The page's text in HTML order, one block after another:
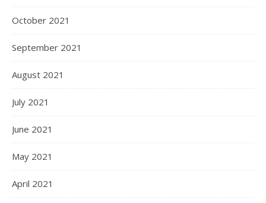
October 2021
September 2021
August 2021
July 2021
June 2021
May 2021
April 2021